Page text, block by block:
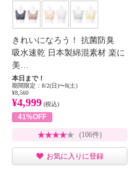
きれいになろう！ 抗菌防臭
吸水速乾 日本製綿混素材 楽に
美…
本日まで！
期間限定：8/2(日)〜8(土)
¥8,560
¥4,999 (税込)
41%OFF
(106件)
お気に入りに登録